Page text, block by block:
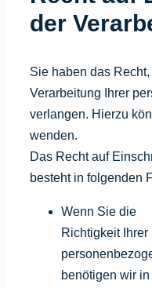
der
Sie haben das
Verarbeitung Ihrer
verlangen. Hierzu
wenden.
Das Recht auf
besteht in folgenden
Wenn Sie die
Richtigkeit
benötigen wir